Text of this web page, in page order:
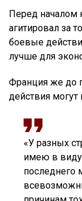
Перед
агитировал за
боевые
лучше для
Франция же до
действия могут
«У разных
имею в
последнего